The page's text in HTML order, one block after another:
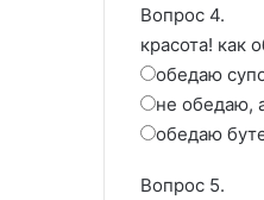
Вопрос 4.
красота! как
обедаю
не обедаю,
обедаю
Вопрос 5.